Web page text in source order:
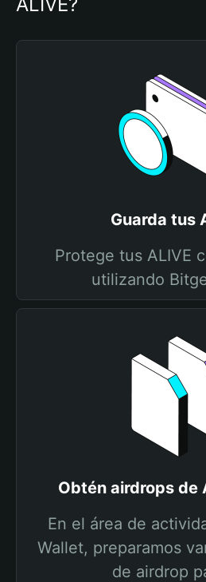
Guarda tus
Protege tus ALIVE
utilizando
Obtén airdrops de
En el área de
Wallet, preparamos
de airdrop